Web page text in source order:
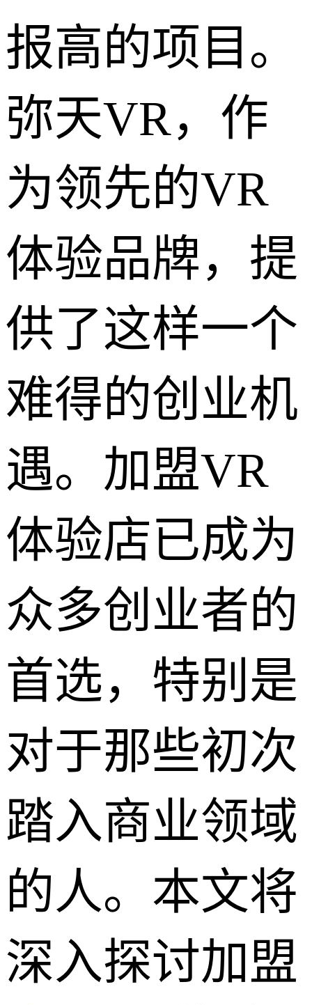
报高的项目。
弥天VR，作
为领先的VR
体验品牌，提
供了这样一个
难得的创业机
遇。加盟VR
体验店已成为
众多创业者的
首选，特别是
对于那些初次
踏入商业领域
的人。本文将
深入探讨加盟